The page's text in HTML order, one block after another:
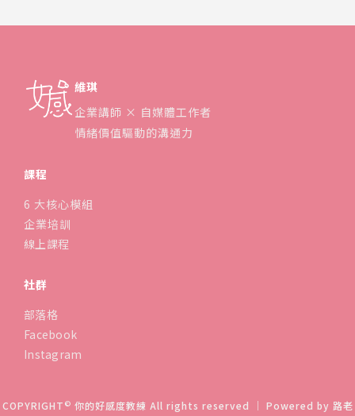
維琪
企業講師 × 自媒體工作者
情緒價值驅動的溝通力
課程
6 大核心模組
企業培訓
線上課程
社群
部落格
Facebook
Instagram
COPYRIGHT © 你的好感度教練 All rights reserved ｜ Powered by 路老